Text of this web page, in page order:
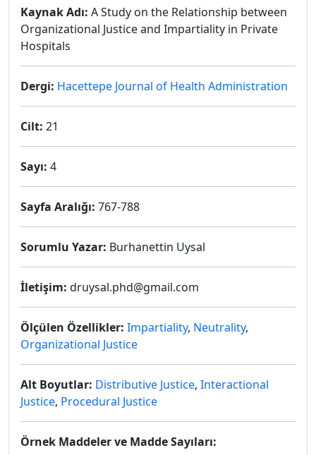
Kaynak Adı: A Study on the Relationship between
Organizational Justice and Impartiality in Private
Hospitals
Dergi: Hacettepe Journal of Health Administration
Cilt: 21
Sayı: 4
Sayfa Aralığı: 767-788
Sorumlu Yazar: Burhanettin Uysal
İletişim: druysal.phd@gmail.com
Ölçülen Özellikler: Impartiality, Neutrality,
Organizational Justice
Alt Boyutlar: Distributive Justice, Interactional
Justice, Procedural Justice
Örnek Maddeler ve Madde Sayıları: